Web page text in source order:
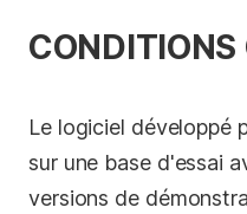
BuhoRepair
BuhoBarX
BuhoLaunchpad
Blog
L'entreprise
À propos de nous
CONDITIONS
Le logiciel développé
sur une base d'essai
versions de